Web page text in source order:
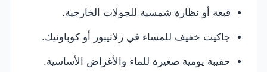
قبعة أو نظارة شمسية للجولات الخارجية.
جاكيت خفيف للمساء في زلاتيبور أو كوباونيك.
حقيبة يومية صغيرة للماء والأغراض الأساسية.